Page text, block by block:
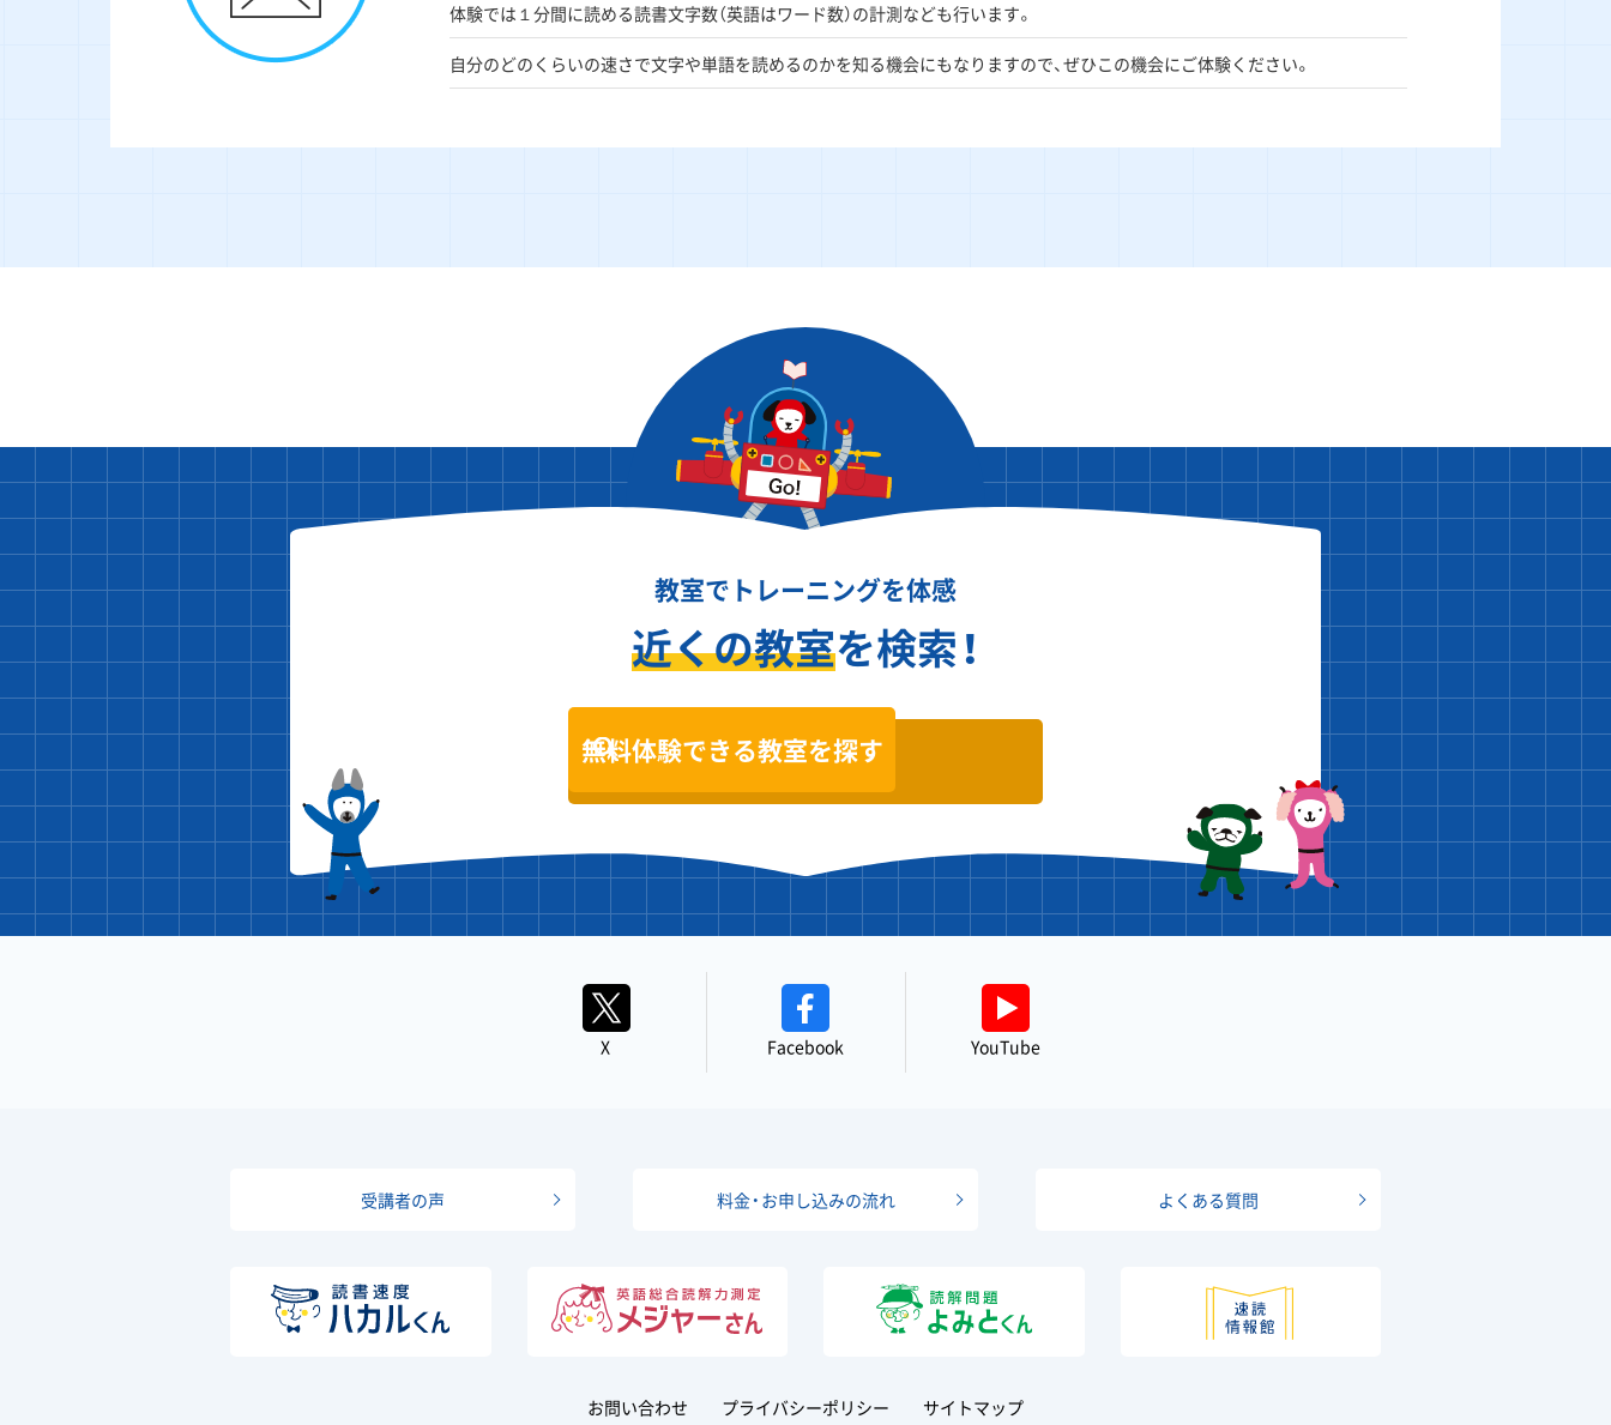
体験では１分間に読める読書文字数（英語はワード数）の計測なども行います。
自分のどのくらいの速さで文字や単語を読めるのかを知る機会にもなりますので、ぜひこの機会にご体験ください。
教室でトレーニングを体感
近くの教室を検索！
無料体験できる教室を探す
X Facebook YouTube
受講者の声 料金・お申し込みの流れ よくある質問
お問い合わせ プライバシーポリシー サイトマップ